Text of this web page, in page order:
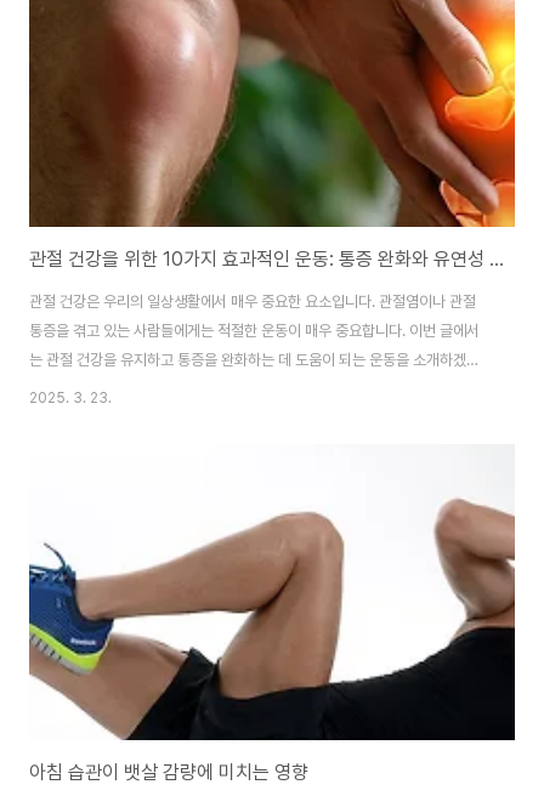
동은 생각보다 큰 효과를 가져옵니다. 미국심장협회(AHA)에 따르면, 주 5일
관절 건강을 위한 10가지 효과적인 운동: 통증 완화와 유연성 향상
관절 건강은 우리의 일상생활에서 매우 중요한 요소입니다. 관절염이나 관절
통증을 겪고 있는 사람들에게는 적절한 운동이 매우 중요합니다. 이번 글에서
는 관절 건강을 유지하고 통증을 완화하는 데 도움이 되는 운동을 소개하겠습
니다.운동 목록평지 걷기: 평지에서 천천히 걷는 것은 관절에 부담을 주지 않으
는 최적의 방법입니다. 물의 부력 덕분에 관절에 가해지는 충격이 줄어들어, 통
증이 있는 사람들에게도 적합합니다.자전거 타기: 자전거 타기는 하체 근육을
강화하고 심폐 기능을 향상시키는..
2025. 3. 23.
아침 습관이 뱃살 감량에 미치는 영향